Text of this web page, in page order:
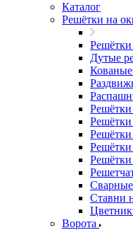
Каталог
Решётки на
Решётки
Дутые
Решётки
Решётки
Ставни
Ворота